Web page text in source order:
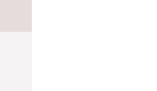
V Žiarskej doline v